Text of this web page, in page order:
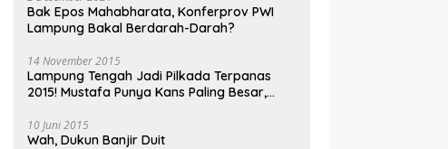
Bak Epos Mahabharata, Konferprov PWI
Lampung Bakal Berdarah-Darah?
14 November 2015
Lampung Tengah Jadi Pilkada Terpanas
2015! Mustafa Punya Kans Paling Besar,
10 Juni 2015
Wah, Dukun Banjir Duit